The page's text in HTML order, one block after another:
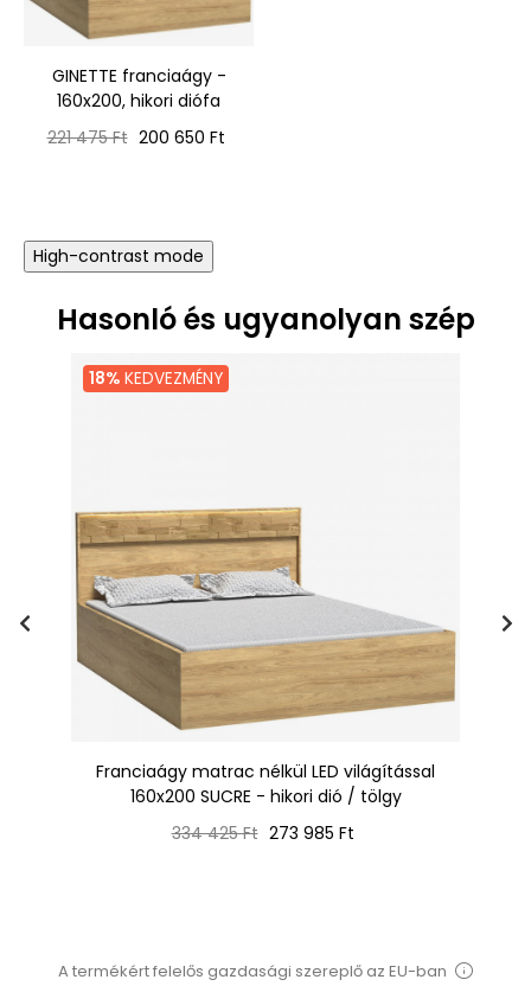
GINETTE franciaágy -
160x200, hikori diófa
Normál
221 475 Ft Ár
200 650 Ft
High-contrast mode
Hasonló és ugyanolyan szép
18% KEDVEZMÉNY
Franciaágy matrac nélkül LED világítással
160x200 SUCRE - hikori dió / tölgy
Normál
334 425 Ft Ár
273 985 Ft
A termékért felelős gazdasági szereplő az EU-ban